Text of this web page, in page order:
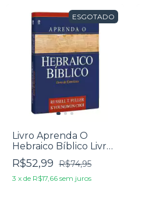
ESGOTADO
Livro Aprenda O
Hebraico Bíblico Livro
De Exercícios - Russell
Fuller
R$52,99 R$74,95
3 x de R$17,66 sem juros